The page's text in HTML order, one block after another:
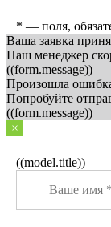
* — поля,
Ваша заявка
Наш менеджер
((form.message))
Произошла
Попробуйте
((form.message))
×
((model.title))